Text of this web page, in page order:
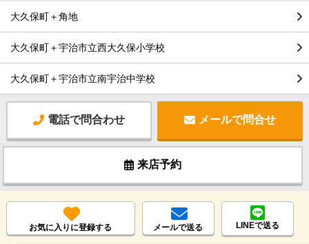
大久保町＋角地
大久保町＋宇治市立西大久保小学校
大久保町＋宇治市立南宇治中学校
電話で問合わせ メールで問合せ
来店予約
お気に入りに登録する メールで送る LINEで送る